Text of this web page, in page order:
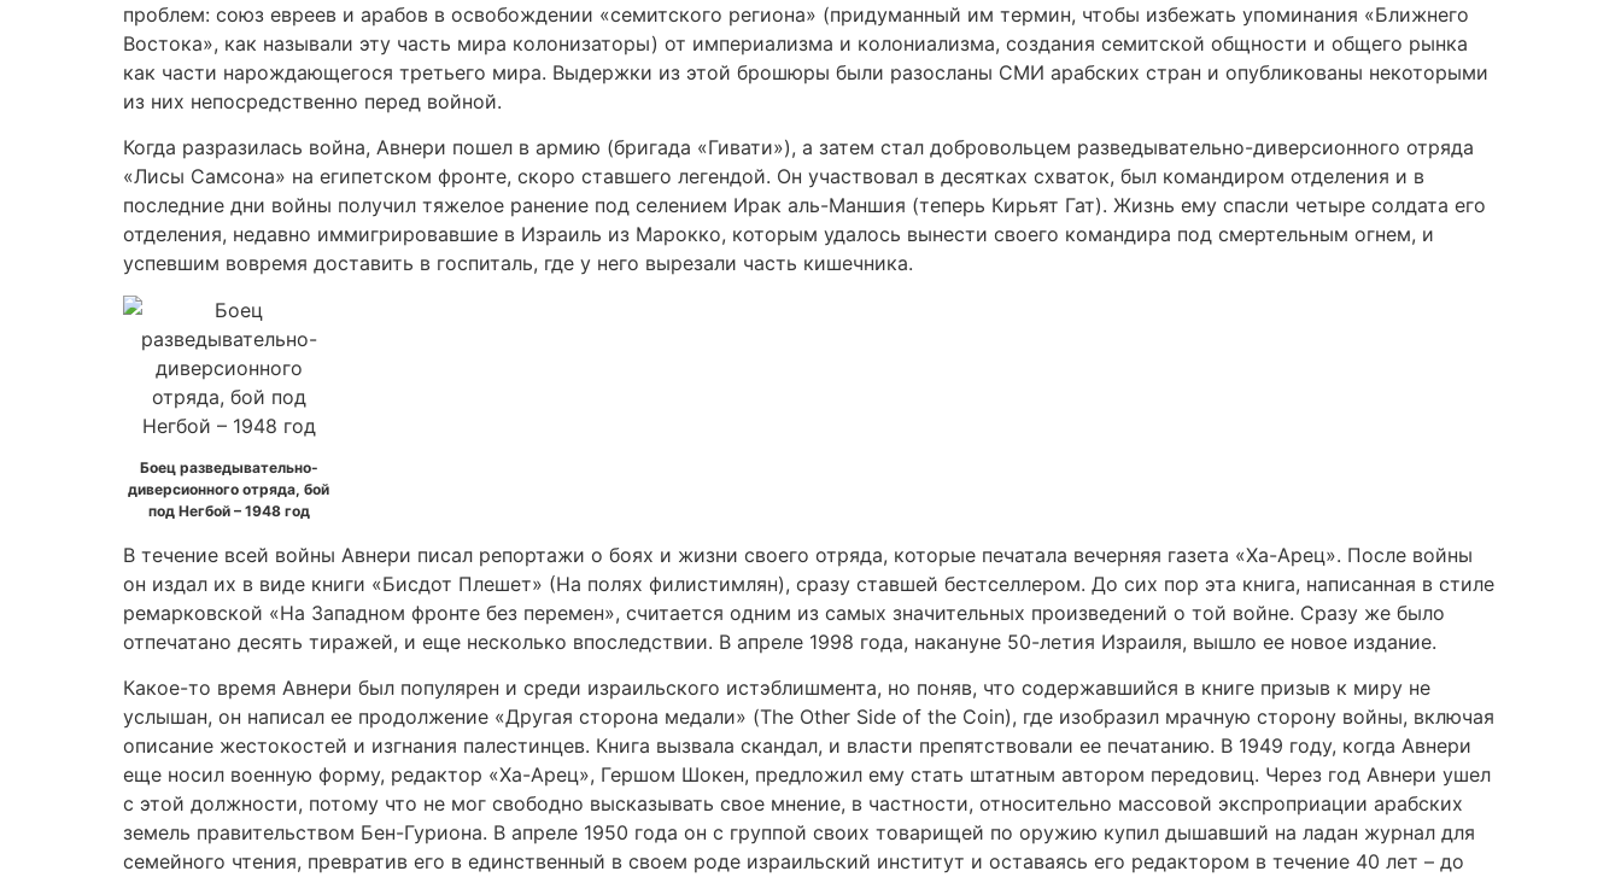
проблем: союз евреев и арабов в освобождении «семитского региона» (придуманный им термин, чтобы избежать упоминания «Ближнего
Востока», как называли эту часть мира колонизаторы) от империализма и колониализма, создания семитской общности и общего рынка
как части нарождающегося третьего мира. Выдержки из этой брошюры были разосланы СМИ арабских стран и опубликованы некоторыми
из них непосредственно перед войной.
Когда разразилась война, Авнери пошел в армию (бригада «Гивати»), а затем стал добровольцем разведывательно-диверсионного отряда
«Лисы Самсона» на египетском фронте, скоро ставшего легендой. Он участвовал в десятках схваток, был командиром отделения и в
последние дни войны получил тяжелое ранение под селением Ирак аль-Маншия (теперь Кирьят Гат). Жизнь ему спасли четыре солдата его
отделения, недавно иммигрировавшие в Израиль из Марокко, которым удалось вынести своего командира под смертельным огнем, и
успевшим вовремя доставить в госпиталь, где у него вырезали часть кишечника.
Боец разведывательно-
диверсионного отряда, бой
под Негбой – 1948 год
В течение всей войны Авнери писал репортажи о боях и жизни своего отряда, которые печатала вечерняя газета «Ха-Арец». После войны
он издал их в виде книги «Бисдот Плешет» (На полях филистимлян), сразу ставшей бестселлером. До сих пор эта книга, написанная в стиле
ремарковской «На Западном фронте без перемен», считается одним из самых значительных произведений о той войне. Сразу же было
отпечатано десять тиражей, и еще несколько впоследствии. В апреле 1998 года, накануне 50-летия Израиля, вышло ее новое издание.
Какое-то время Авнери был популярен и среди израильского истэблишмента, но поняв, что содержавшийся в книге призыв к миру не
услышан, он написал ее продолжение «Другая сторона медали» (The Other Side of the Coin), где изобразил мрачную сторону войны, включая
описание жестокостей и изгнания палестинцев. Книга вызвала скандал, и власти препятствовали ее печатанию. В 1949 году, когда Авнери
еще носил военную форму, редактор «Ха-Арец», Гершом Шокен, предложил ему стать штатным автором передовиц. Через год Авнери ушел
с этой должности, потому что не мог свободно высказывать свое мнение, в частности, относительно массовой экспроприации арабских
земель правительством Бен-Гуриона. В апреле 1950 года он с группой своих товарищей по оружию купил дышавший на ладан журнал для
семейного чтения, превратив его в единственный в своем роде израильский институт и оставаясь его редактором в течение 40 лет – до